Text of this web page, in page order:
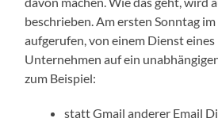
beschrieben. Am ersten Sonntag
aufgerufen, von einem Dienst eines
Unternehmen auf ein
zum Beispiel:
statt Gmail anderer Email